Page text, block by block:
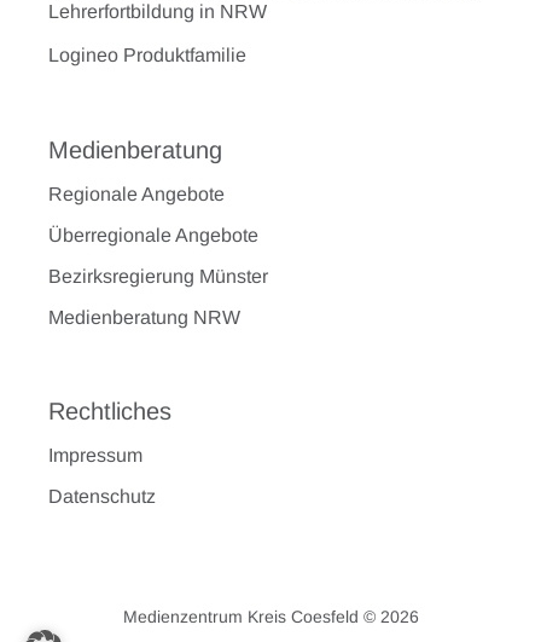
Lehrerfortbildung in NRW
Logineo Produktfamilie
Medienberatung
Regionale Angebote
Überregionale Angebote
Bezirksregierung Münster
Medienberatung NRW
Rechtliches
Impressum
Datenschutz
Medienzentrum Kreis Coesfeld © 2026